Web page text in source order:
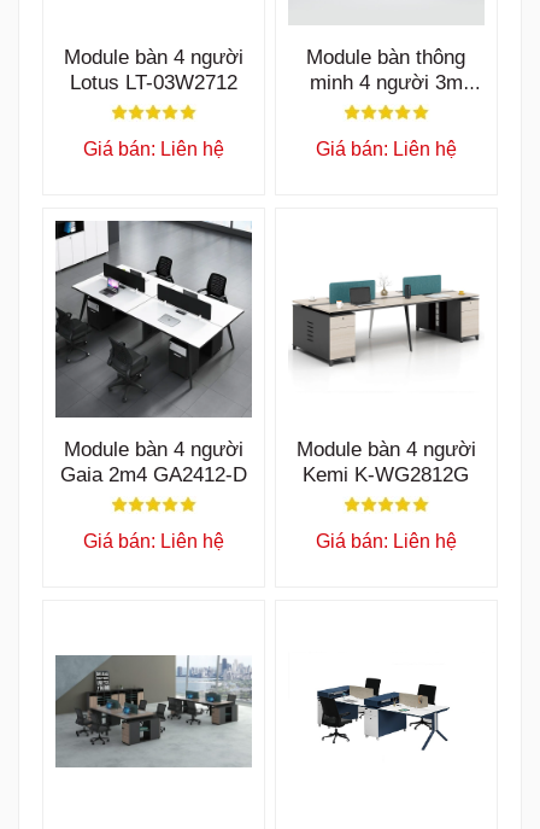
Module bàn 4 người
Lotus LT-03W2712
Giá bán: Liên hệ
Module bàn thông
minh 4 người 3m
LUX3012
Giá bán: Liên hệ
Module bàn 4 người
Gaia 2m4 GA2412-D
Giá bán: Liên hệ
Module bàn 4 người
Kemi K-WG2812G
Giá bán: Liên hệ